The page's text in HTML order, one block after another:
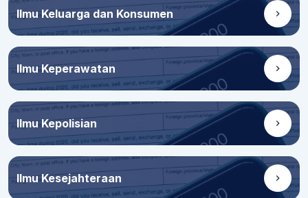
Ilmu Keluarga dan Konsumen
Ilmu Keperawatan
Ilmu Kepolisian
Ilmu Kesejahteraan